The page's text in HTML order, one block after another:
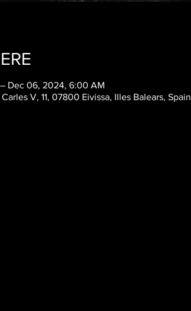
Dec 06, 2024, 6:00 AM
V, 11, 07800 Eivissa, Illes Balears, Spain